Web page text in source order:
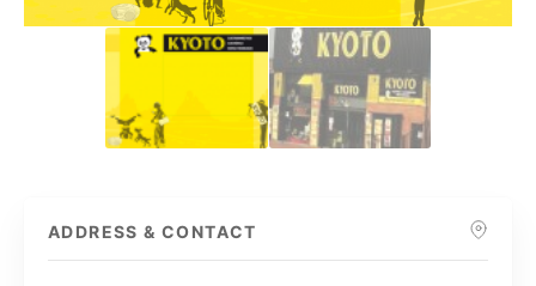
ADDRESS & CONTACT